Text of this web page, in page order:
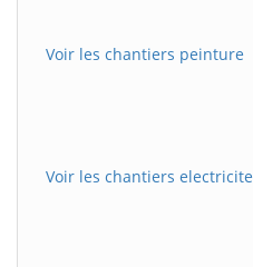
Voir les chantiers peinture
Voir les chantiers electricite